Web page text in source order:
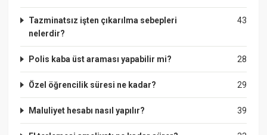
43
Tazminatsız işten çıkarılma sebepleri
nelerdir?
28
Polis kaba üst araması yapabilir mi?
29
Özel öğrencilik süresi ne kadar?
39
Maluliyet hesabı nasıl yapılır?